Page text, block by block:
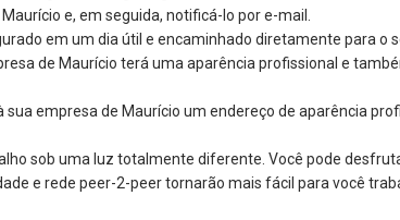
e, em seguida, notificá-lo por e-mail.
em um dia útil e encaminhado diretamente para o
de Maurício terá uma aparência profissional e
empresa de Maurício um endereço de aparência
sob uma luz totalmente diferente. Você pode
e rede peer-2-peer tornarão mais fácil para você